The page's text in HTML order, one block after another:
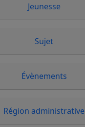
Jeunesse
Sujet
Évènements
Région administrative